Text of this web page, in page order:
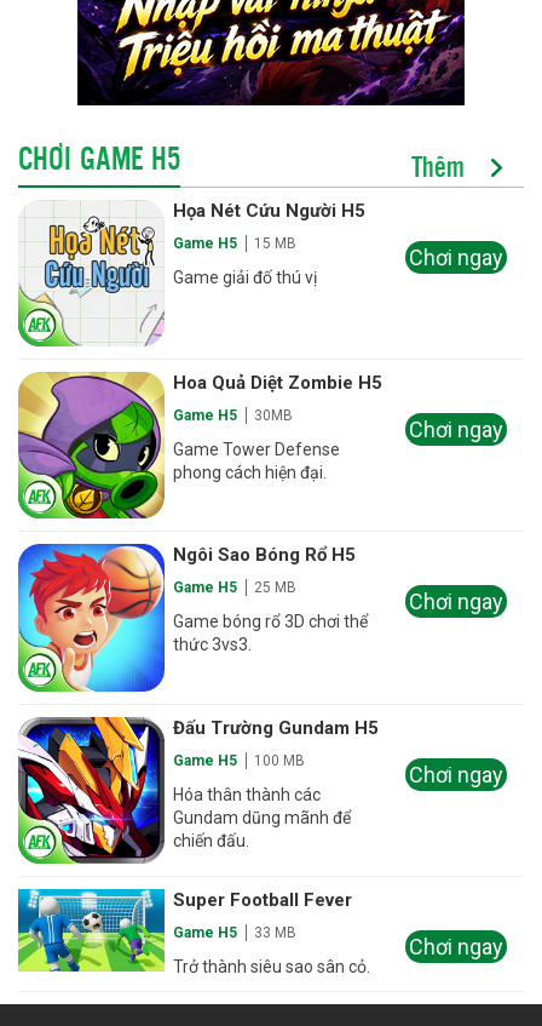
CHƠI GAME H5 Thêm
Họa Nét Cứu Người H5
Game H5 15 MB
Game giải đố thú vị
Chơi ngay
Hoa Quả Diệt Zombie H5
Game H5 30MB
Game Tower Defense
phong cách hiện đại.
Chơi ngay
Ngôi Sao Bóng Rổ H5
Game H5 25 MB
Game bóng rổ 3D chơi thể
thức 3vs3.
Chơi ngay
Đấu Trường Gundam H5
Game H5 100 MB
Hóa thân thành các
Gundam dũng mãnh để
chiến đấu.
Chơi ngay
Super Football Fever
Game H5 33 MB
Trở thành siêu sao sân cỏ.
Chơi ngay